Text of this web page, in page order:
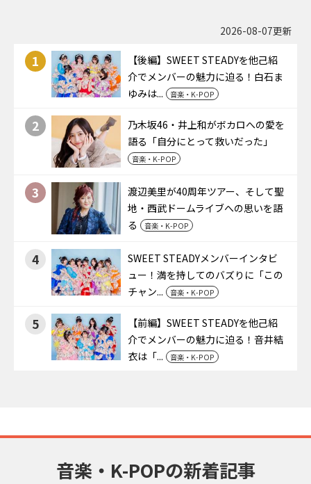
2026-08-07更新
1
【後編】SWEET STEADYを他己紹
介でメンバーの魅力に迫る！白石ま
ゆみは...
音楽・K-POP
2
乃木坂46・井上和がボカロへの愛を
語る「自分にとって救いだった」
音楽・K-POP
3
渡辺美里が40周年ツアー、そして聖
地・西武ドームライブへの思いを語
る
音楽・K-POP
4
SWEET STEADYメンバーインタビ
ュー！満を持してのバズりに「この
チャン...
音楽・K-POP
5
【前編】SWEET STEADYを他己紹
介でメンバーの魅力に迫る！音井結
衣は「...
音楽・K-POP
音楽・K-POPの新着記事